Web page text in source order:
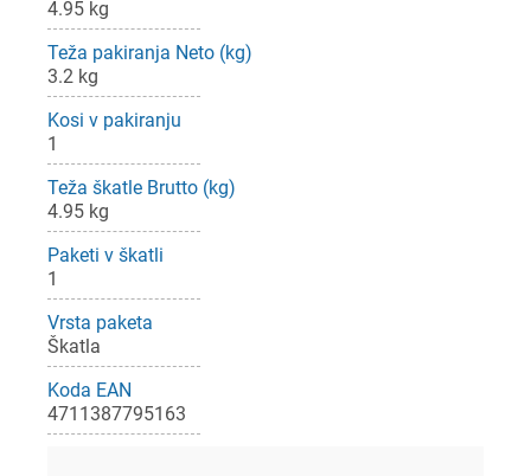
4.95 kg
Teža pakiranja Neto (kg)
3.2 kg
Kosi v pakiranju
1
Teža škatle Brutto (kg)
4.95 kg
Paketi v škatli
1
Vrsta paketa
Škatla
Koda EAN
4711387795163